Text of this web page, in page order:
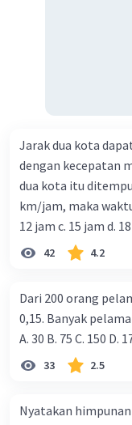
Jarak dua kota
dengan kecepatan
dua kota itu
km/jam, maka waktu
12 jam c. 15
42 4.2
Dari 200 orang
0,15. Banyak
A. 30 B. 75 C. 150 D.
33 2.5
Nyatakan